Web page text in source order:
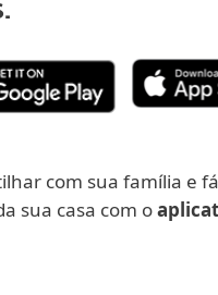
com sua família e
sua casa com o